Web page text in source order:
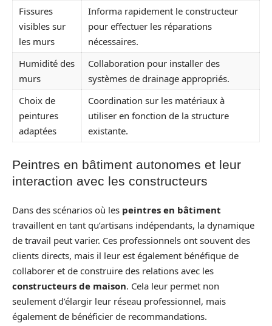
Fissures
visibles sur
les murs
Informa rapidement le constructeur
pour effectuer les réparations
nécessaires.
Humidité des
murs
Collaboration pour installer des
systèmes de drainage appropriés.
Choix de
peintures
adaptées
Coordination sur les matériaux à
utiliser en fonction de la structure
existante.
Peintres en bâtiment autonomes et leur
interaction avec les constructeurs
Dans des scénarios où les peintres en bâtiment
travaillent en tant qu’artisans indépendants, la dynamique
de travail peut varier. Ces professionnels ont souvent des
clients directs, mais il leur est également bénéfique de
collaborer et de construire des relations avec les
constructeurs de maison. Cela leur permet non
seulement d’élargir leur réseau professionnel, mais
également de bénéficier de recommandations.